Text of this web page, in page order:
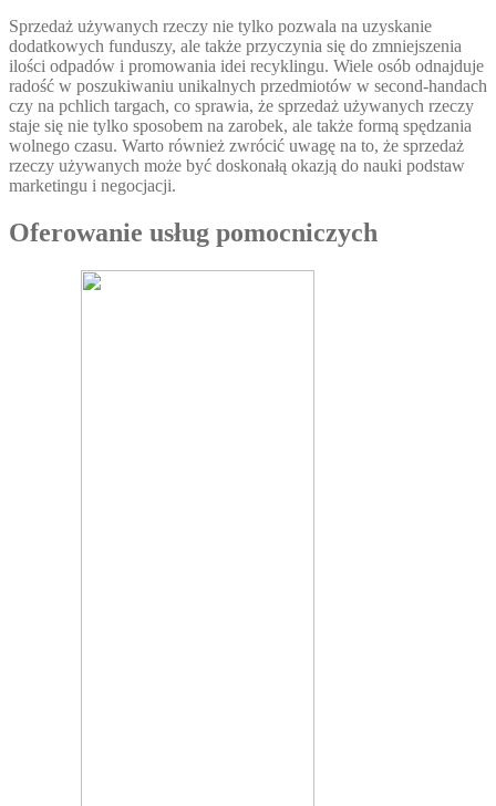
Sprzedaż używanych rzeczy nie tylko pozwala na uzyskanie
dodatkowych funduszy, ale także przyczynia się do zmniejszenia
ilości odpadów i promowania idei recyklingu. Wiele osób odnajduje
radość w poszukiwaniu unikalnych przedmiotów w second-handach
czy na pchlich targach, co sprawia, że sprzedaż używanych rzeczy
staje się nie tylko sposobem na zarobek, ale także formą spędzania
wolnego czasu. Warto również zwrócić uwagę na to, że sprzedaż
rzeczy używanych może być doskonałą okazją do nauki podstaw
marketingu i negocjacji.
Oferowanie usług pomocniczych